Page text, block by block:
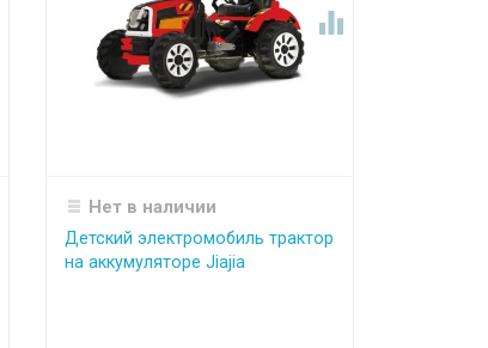

Нет в наличии
Детский электромобиль трактор
на аккумуляторе Jiajia